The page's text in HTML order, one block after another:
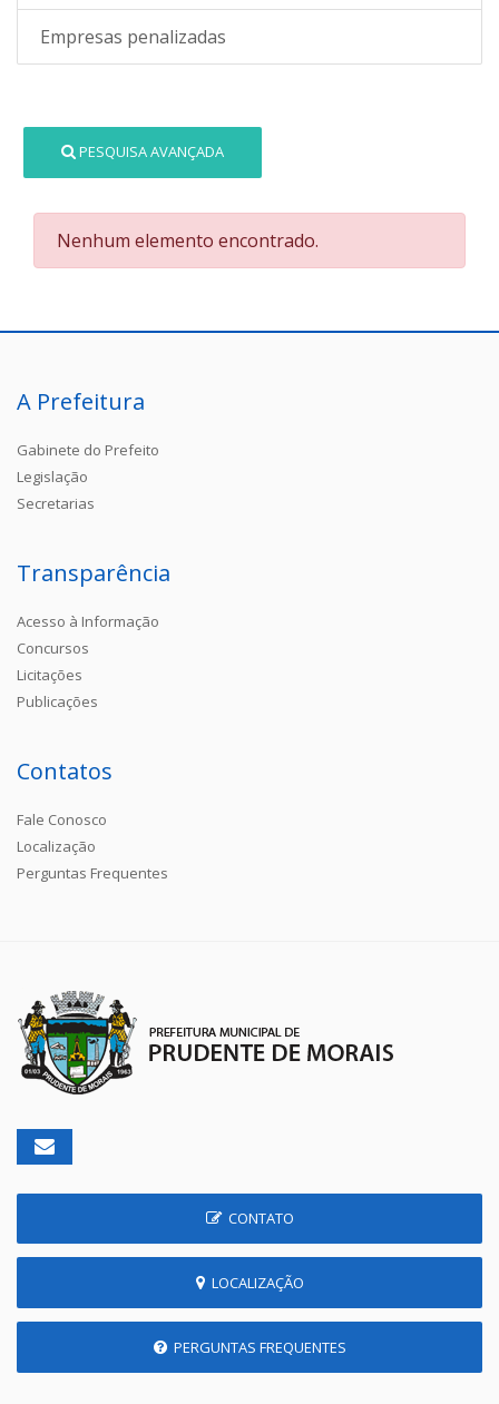
Empresas penalizadas
PESQUISA AVANÇADA
Nenhum elemento encontrado.
A Prefeitura
Gabinete do Prefeito
Legislação
Secretarias
Transparência
Acesso à Informação
Concursos
Licitações
Publicações
Contatos
Fale Conosco
Localização
Perguntas Frequentes
CONTATO
LOCALIZAÇÃO
PERGUNTAS FREQUENTES